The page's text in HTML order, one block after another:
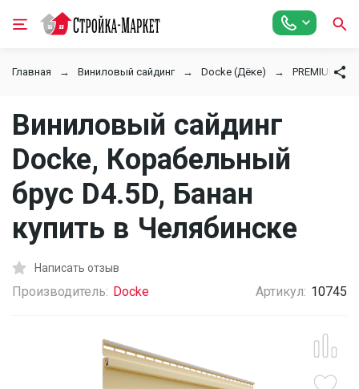
Главная Виниловый сайдинг Docke (Дёке) PREMIUM
Виниловый сайдинг
Docke, Корабельный
брус D4.5D, Банан
купить в Челябинске
Написать отзыв
Производитель: Docke Артикул: 10745